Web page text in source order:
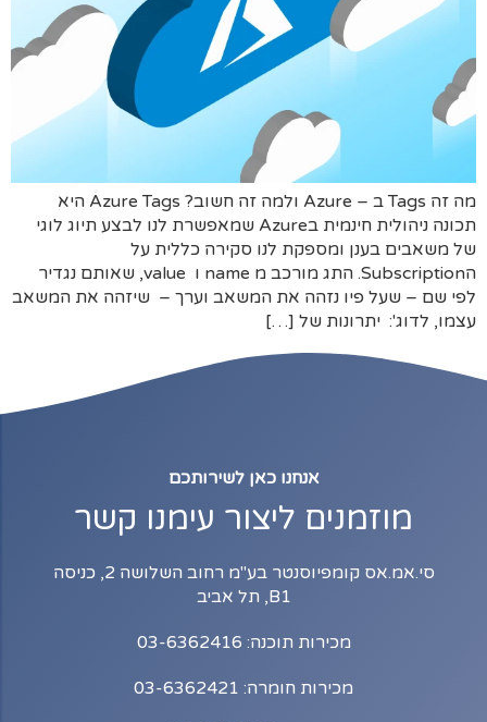
מה זה Tags ב – Azure ולמה זה חשוב? Azure Tags היא
תכונה ניהולית חינמית בAzure שמאפשרת לנו לבצע תיוג לוגי
של משאבים בענן ומספקת לנו סקירה כללית על
הSubscription. התג מורכב מ name ו value, שאותם נגדיר
לפי שם – שעל פיו נזהה את המשאב וערך – שיזהה את המשאב
עצמו, לדוג': יתרונות של […]
אנחנו כאן לשירותכם
מוזמנים ליצור עימנו קשר
סי.אמ.אס קומפיוסנטר בע"מ רחוב השלושה 2, כניסה
B1, תל אביב
מכירות תוכנה: 03-6362416
מכירות חומרה: 03-6362421